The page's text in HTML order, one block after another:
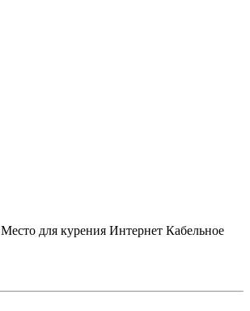
Место для курения Интернет Кабельное